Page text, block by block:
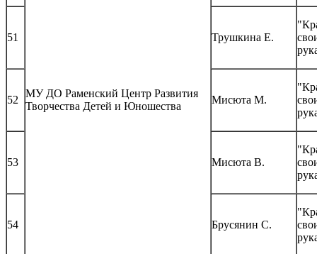
МУ ДО Раменский Центр Развития
Творчества Детей и Юношества
51 Трушкина Е.
52 Мисюта М.
53 Мисюта В.
54 Брусянин С.